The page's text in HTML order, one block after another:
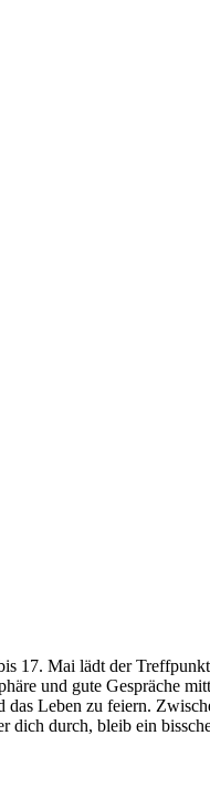
17. Mai lädt der
und gute Gespräche
das Leben zu feiern.
dich durch, bleib ein